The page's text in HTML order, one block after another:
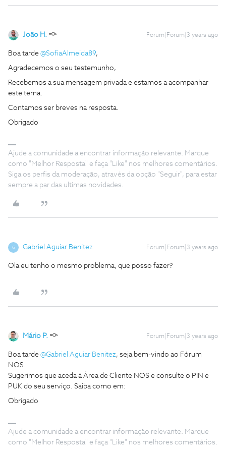
João H. Forum|Forum|3 years ago
Boa tarde @SofiaAlmeida89,
Agradecemos o seu testemunho,
Recebemos a sua mensagem privada e estamos a acompanhar
este tema.
Contamos ser breves na resposta.
Obrigado
Ajude a comunidade a encontrar informação relevante. Marque
como "Melhor Resposta" e faça "Like" nos melhores comentários.
Siga os perfis da moderação, através da opção "Seguir", para estar
sempre a par das ultimas novidades.
G Gabriel Aguiar Benitez Forum|Forum|3 years ago
Ola eu tenho o mesmo problema, que posso fazer?
Mário P. Forum|Forum|3 years ago
Boa tarde @Gabriel Aguiar Benitez, seja bem-vindo ao Fórum
NOS.
Sugerimos que aceda à Área de Cliente NOS e consulte o PIN e
PUK do seu serviço. Saiba como em:
Obrigado
Ajude a comunidade a encontrar informação relevante. Marque
como "Melhor Resposta" e faça "Like" nos melhores comentários.